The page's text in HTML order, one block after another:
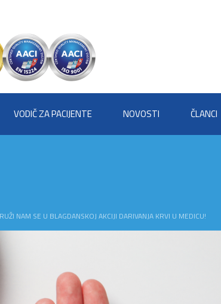
VODIČ ZA PACIJENTE NOVOSTI ČLANCI
NAM SE U BLAGDANSKOJ AKCIJI DARIVANJA KRVI U MEDICU!